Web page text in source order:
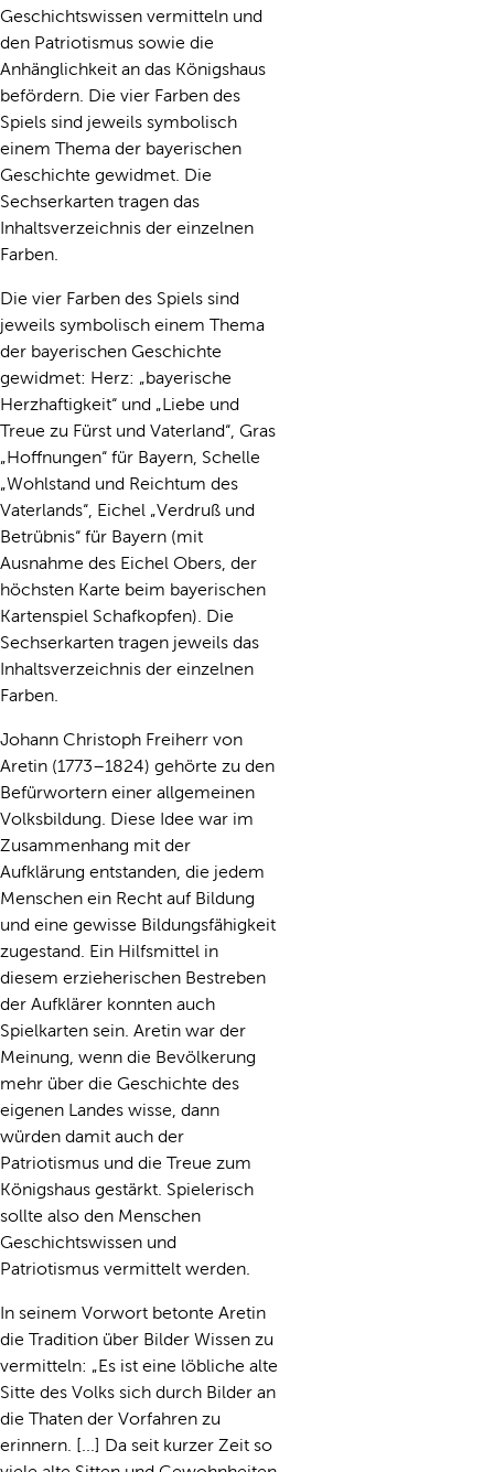
Geschichtswissen vermitteln und
den Patriotismus sowie die
Anhänglichkeit an das Königshaus
befördern. Die vier Farben des
Spiels sind jeweils symbolisch
einem Thema der bayerischen
Geschichte gewidmet. Die
Sechserkarten tragen das
Inhaltsverzeichnis der einzelnen
Farben.
Die vier Farben des Spiels sind
jeweils symbolisch einem Thema
der bayerischen Geschichte
gewidmet: Herz: „bayerische
Herzhaftigkeit“ und „Liebe und
Treue zu Fürst und Vaterland“, Gras
„Hoffnungen“ für Bayern, Schelle
„Wohlstand und Reichtum des
Vaterlands“, Eichel „Verdruß und
Betrübnis“ für Bayern (mit
Ausnahme des Eichel Obers, der
höchsten Karte beim bayerischen
Kartenspiel Schafkopfen). Die
Sechserkarten tragen jeweils das
Inhaltsverzeichnis der einzelnen
Farben.
Johann Christoph Freiherr von
Aretin (1773–1824) gehörte zu den
Befürwortern einer allgemeinen
Volksbildung. Diese Idee war im
Zusammenhang mit der
Aufklärung entstanden, die jedem
Menschen ein Recht auf Bildung
und eine gewisse Bildungsfähigkeit
zugestand. Ein Hilfsmittel in
diesem erzieherischen Bestreben
der Aufklärer konnten auch
Spielkarten sein. Aretin war der
Meinung, wenn die Bevölkerung
mehr über die Geschichte des
eigenen Landes wisse, dann
würden damit auch der
Patriotismus und die Treue zum
Königshaus gestärkt. Spielerisch
sollte also den Menschen
Geschichtswissen und
Patriotismus vermittelt werden.
In seinem Vorwort betonte Aretin
die Tradition über Bilder Wissen zu
vermitteln: „Es ist eine löbliche alte
Sitte des Volks sich durch Bilder an
die Thaten der Vorfahren zu
erinnern. [...] Da seit kurzer Zeit so